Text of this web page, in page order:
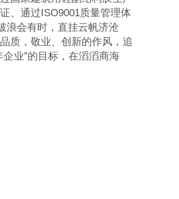
、通过ISO9001质量管理体
浪会有时，直挂云帆济沧
质，敬业、创新的作风，追
业”的目标，在滔滔商海